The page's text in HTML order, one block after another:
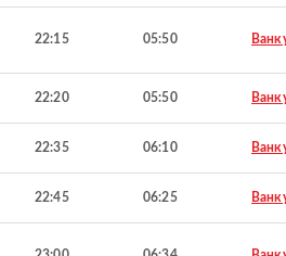
22:15 05:50
22:20 05:50
22:35 06:10
22:45 06:25